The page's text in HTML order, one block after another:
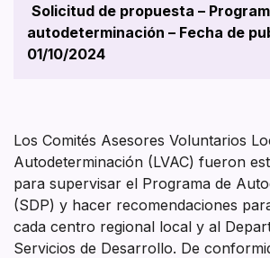
de
24
Parte
Solicitud de propuesta –
autodeterminación – Fecha de
01/10/2024
Los Comités Asesores Voluntarios
Autodeterminación (LVAC) fueron
para supervisar el Programa de
(SDP) y hacer recomendaciones
cada centro regional local y al
Servicios de Desarrollo. De